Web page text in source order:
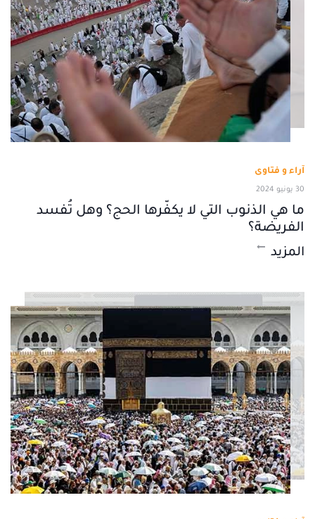
آراء و فتاوى
30 يونيو 2024
ما هي الذنوب التي لا يكفّرها الحج؟ وهل تُفسد
الفريضة؟
المزيد